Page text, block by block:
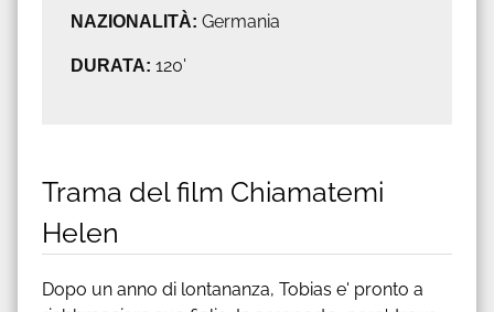
NAZIONALITÀ: Germania
DURATA: 120'
Trama del film Chiamatemi
Helen
Dopo un anno di lontananza, Tobias e' pronto a